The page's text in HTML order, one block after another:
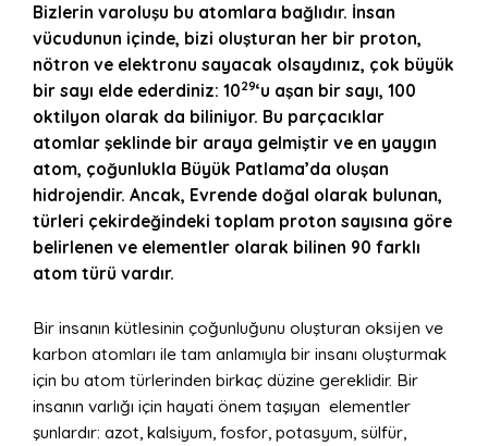
Bizlerin varoluşu bu atomlara bağlıdır. İnsan
vücudunun içinde, bizi oluşturan her bir proton,
nötron ve elektronu sayacak olsaydınız, çok büyük
bir sayı elde ederdiniz: 1029‘u aşan bir sayı, 100
oktilyon olarak da biliniyor. Bu parçacıklar
atomlar şeklinde bir araya gelmiştir ve en yaygın
atom, çoğunlukla Büyük Patlama’da oluşan
hidrojendir. Ancak, Evrende doğal olarak bulunan,
türleri çekirdeğindeki toplam proton sayısına göre
belirlenen ve elementler olarak bilinen 90 farklı
atom türü vardır.
Bir insanın kütlesinin çoğunluğunu oluşturan oksijen ve
karbon atomları ile tam anlamıyla bir insanı oluşturmak
için bu atom türlerinden birkaç düzine gereklidir. Bir
insanın varlığı için hayati önem taşıyan elementler
şunlardır: azot, kalsiyum, fosfor, potasyum, sülfür,